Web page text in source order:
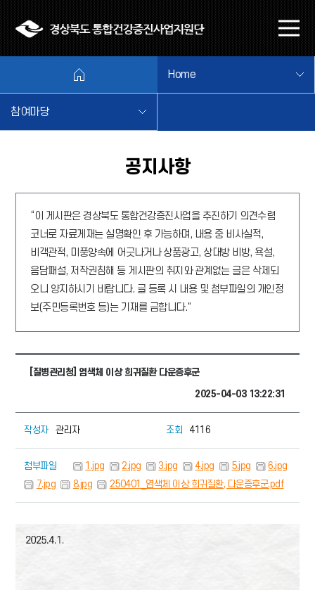
메
뉴
기
Home
참여마당
공지사항
“이 게시판은 경상북도 통합건강증진사업을 추진하기 의견수렴
코너로 자료게재는 실명확인 후 가능하며, 내용 중 비사실적,
비객관적, 미풍양속에 어긋나거나 상품광고, 상대방 비방, 욕설,
음담패설, 저작권침해 등 게시판의 취지와 관계없는 글은 삭제되
오니 양지하시기 바랍니다. 글 등록 시 내용 및 첨부파일의 개인정
보(주민등록번호 등)는 기재를 금합니다.”
[질병관리청] 염색체 이상 희귀질환 다운증후군
2025-04-03 13:22:31
작성자 관리자 조회 4116
첨부파일 1.jpg 2.jpg 3.jpg 4.jpg 5.jpg
6.jpg
7.jpg
8.jpg 250401_염색체 이상 희귀질환, 다운증후군.pdf